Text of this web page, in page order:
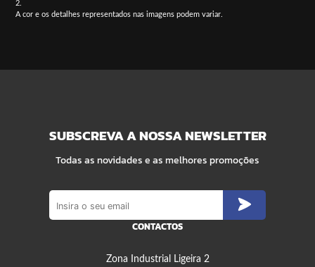
A cor e os detalhes representados nas imagens podem variar.
SUBSCREVA A NOSSA NEWSLETTER
Todas as novidades e as melhores promoções
CONTACTOS
Zona Industrial Ligeira 2